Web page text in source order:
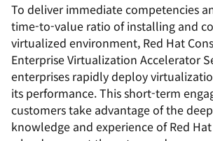
To deliver immediate competencies
time-to-value ratio of installing and
virtualized environment, Red Hat
Enterprise Virtualization Accelerator
enterprises rapidly deploy
its performance. This short-term
customers take advantage of the
knowledge and experience of Red